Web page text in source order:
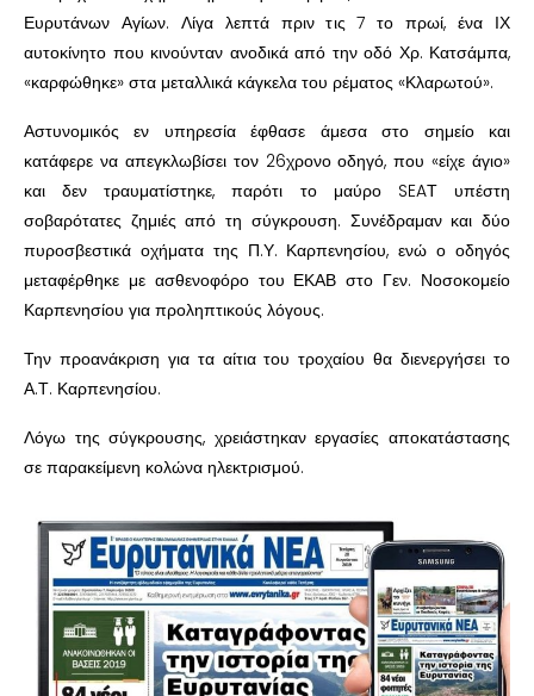
Ευρυτάνων Αγίων. Λίγα λεπτά πριν τις 7 το πρωί, ένα ΙΧ
αυτοκίνητο που κινούνταν ανοδικά από την οδό Χρ. Κατσάμπα,
«καρφώθηκε» στα μεταλλικά κάγκελα του ρέματος «Κλαρωτού».
Αστυνομικός εν υπηρεσία έφθασε άμεσα στο σημείο και
κατάφερε να απεγκλωβίσει τον 26χρονο οδηγό, που «είχε άγιο»
και δεν τραυματίστηκε, παρότι το μαύρο SEAΤ υπέστη
σοβαρότατες ζημιές από τη σύγκρουση. Συνέδραμαν και δύο
πυροσβεστικά οχήματα της Π.Υ. Καρπενησίου, ενώ ο οδηγός
μεταφέρθηκε με ασθενοφόρο του ΕΚΑΒ στο Γεν. Νοσοκομείο
Καρπενησίου για προληπτικούς λόγους.
Την προανάκριση για τα αίτια του τροχαίου θα διενεργήσει το
Α.Τ. Καρπενησίου.
Λόγω της σύγκρουσης, χρειάστηκαν εργασίες αποκατάστασης
σε παρακείμενη κολώνα ηλεκτρισμού.